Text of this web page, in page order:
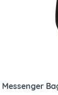
Messenger